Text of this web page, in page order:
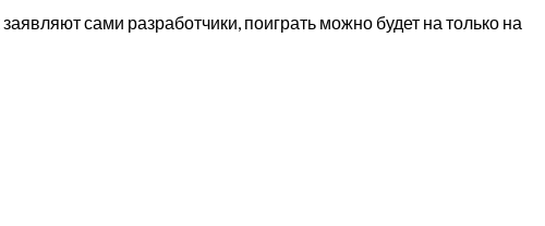
сами разработчики, поиграть можно будет на только на